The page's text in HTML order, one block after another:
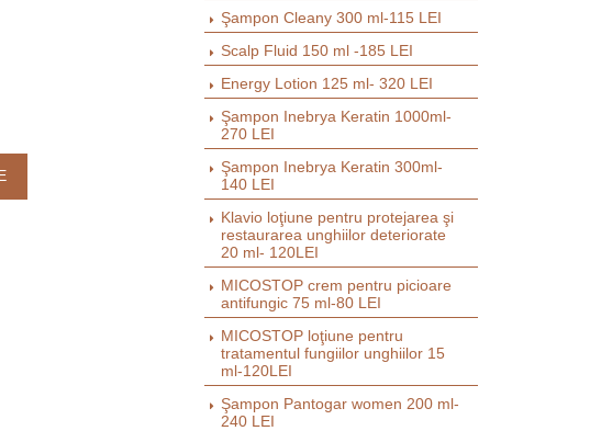
Şampon Cleany 300 ml-115 LEI
Scalp Fluid 150 ml -185 LEI
Energy Lotion 125 ml- 320 LEI
Şampon Inebrya Keratin 1000ml-
270 LEI
Şampon Inebrya Keratin 300ml-
140 LEI
Klavio loţiune pentru protejarea şi
restaurarea unghiilor deteriorate
20 ml- 120LEI
MICOSTOP crem pentru picioare
antifungic 75 ml-80 LEI
MICOSTOP loţiune pentru
tratamentul fungiilor unghiilor 15
ml-120LEI
Şampon Pantogar women 200 ml-
240 LEI